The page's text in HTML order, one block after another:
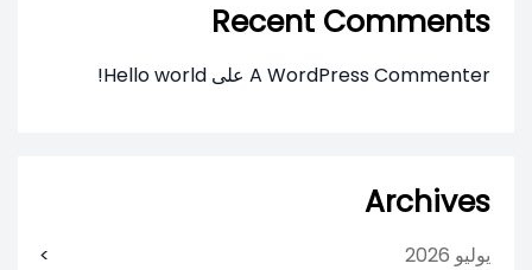
Recent Comments
A WordPress Commenter على Hello world!
Archives
يوليو 2026